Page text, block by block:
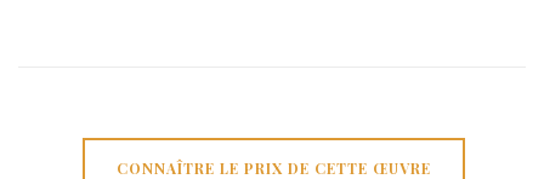
CONNAÎTRE LE PRIX DE CETTE ŒUVRE